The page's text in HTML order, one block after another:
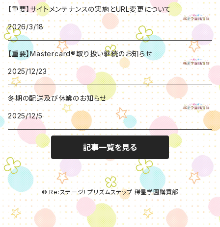
【重要】サイトメンテナンスの実施とURL変更について
2026/3/18
【重要】Mastercard®取り扱い継続のお知らせ
2025/12/23
冬期の配送及び休業のお知らせ
2025/12/5
記事一覧を見る
© Re:ステージ! プリズムステップ 稀星学園購買部